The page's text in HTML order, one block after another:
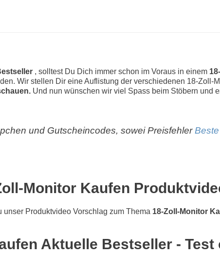
, solltest Du Dich immer schon im Voraus in einem
Wir stellen Dir eine Auflistung der verschiedenen 18-Zoll-
Und nun wünschen wir viel Spass beim Stöbern und
und Gutscheincodes, sowei Preisfehler
Monitor Kaufen
unser Produktvideo Vorschlag zum Thema 18-Zoll-Monitor
Aktuelle Bestseller - Test